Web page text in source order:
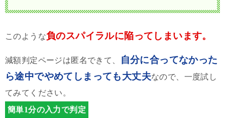
このような負のスパイラルに陥ってしまいます。
減額判定ページは匿名できて、
自分に合ってなかった
ら途中でやめてしまっても大丈夫なので、一度試し
てみてください。
簡単1分の入力で判定